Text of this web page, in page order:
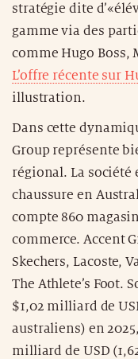
stratégie dite
gamme via des
comme Hugo Boss,
L’offre récente sur
illustration.
Dans cette
Group représente
régional. La société
chaussure en
compte 860
commerce. Accent
Skechers, Lacoste,
The Athlete’s Foot.
$1,02 milliard de
australiens) en
milliard de USD